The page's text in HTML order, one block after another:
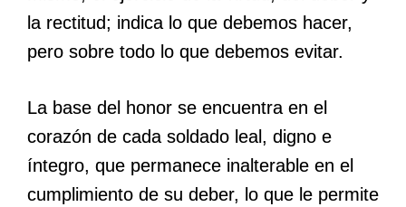
la rectitud; indica lo que debemos hacer,
pero sobre todo lo que debemos evitar.
La base del honor se encuentra en el
corazón de cada soldado leal, digno e
íntegro, que permanece inalterable en el
cumplimiento de su deber, lo que le permite